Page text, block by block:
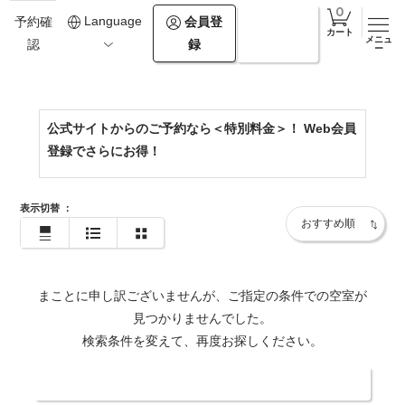
予約確
認
Language
会員登
録
カート
メニュ
ー
0138-67-2964
https://www.onuma-epuy.com/
公式サイトからのご予約なら＜特別料金＞！ Web会員
登録でさらにお得！
表示切替 ：
まことに申し訳ございませんが、ご指定の条件での空室が
見つかりませんでした。
検索条件を変えて、再度お探しください。